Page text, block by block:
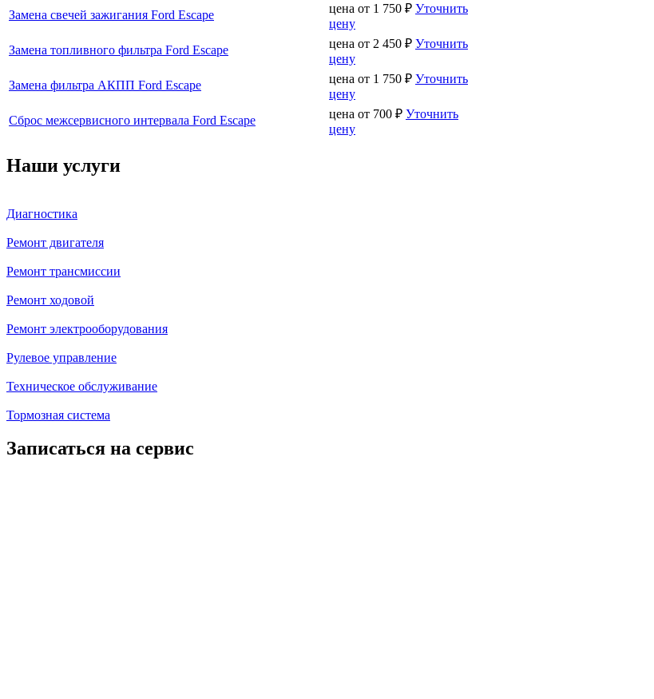
Замена свечей зажигания Ford Escape
цена от 1 750 ₽ Уточнить
цену
Замена топливного фильтра Ford Escape
цена от 2 450 ₽ Уточнить
цену
Замена фильтра АКПП Ford Escape
цена от 1 750 ₽ Уточнить
цену
Сброс межсервисного интервала Ford Escape
цена от 700 ₽ Уточнить
цену
Наши услуги
Диагностика
Ремонт двигателя
Ремонт трансмиссии
Ремонт ходовой
Ремонт электрооборудования
Рулевое управление
Техническое обслуживание
Тормозная система
Записаться на сервис